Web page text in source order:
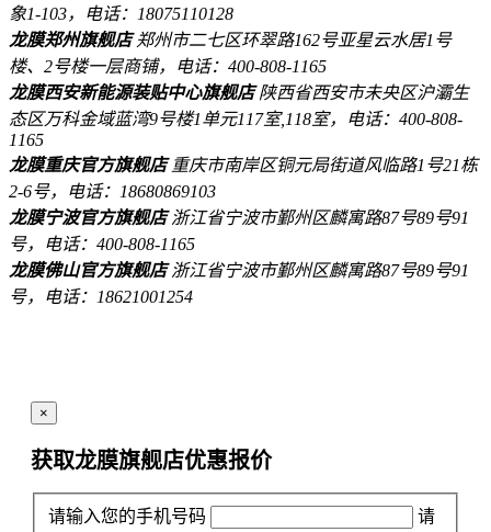
象1-103，电话：18075110128
龙膜郑州旗舰店郑州市二七区环翠路162号亚星云水居1号
楼、2号楼一层商铺，电话：400-808-1165
龙膜西安新能源装贴中心旗舰店陕西省西安市未央区沪灞生
态区万科金域蓝湾9号楼1单元117室,118室，电话：400-808-
1165
龙膜重庆官方旗舰店重庆市南岸区铜元局街道风临路1号21栋
2-6号，电话：18680869103
龙膜宁波官方旗舰店浙江省宁波市鄞州区麟寓路87号89号91
号，电话：400-808-1165
龙膜佛山官方旗舰店浙江省宁波市鄞州区麟寓路87号89号91
号，电话：18621001254
×
获取龙膜旗舰店优惠报价
请输入您的手机号码
请